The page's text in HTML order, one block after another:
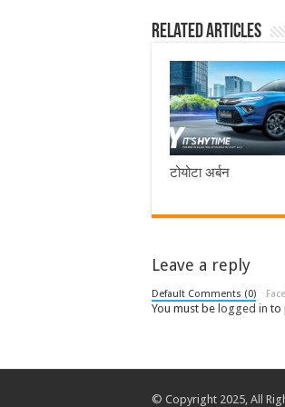
Related Articles
टोयोटा अर्बन
Leave a reply
Default Comments (0)
You must be logged in to
© Copyright 2025, All